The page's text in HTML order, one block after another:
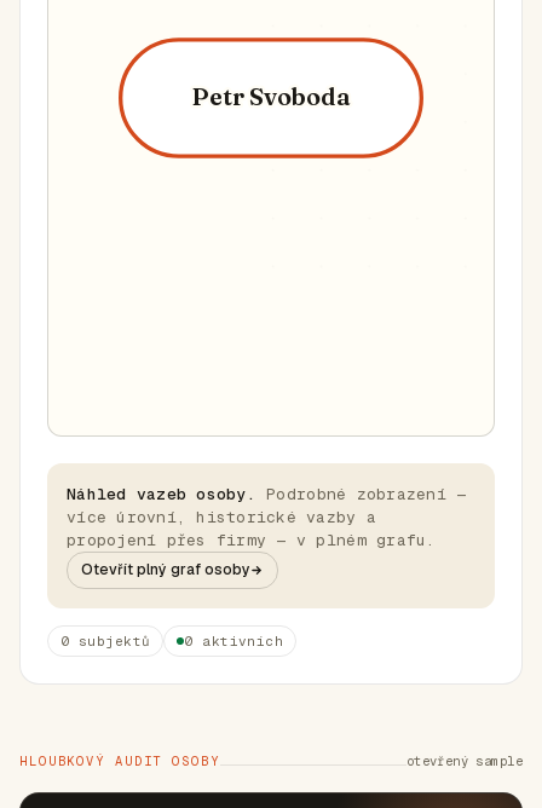
Petr Svoboda
Náhled vazeb osoby.
Podrobné zobrazení —
více úrovní, historické vazby a
propojení přes firmy — v plném grafu.
Otevřít plný graf osoby
0 subjektů 0 aktivních
HLOUBKOVÝ AUDIT OSOBY otevřený sample